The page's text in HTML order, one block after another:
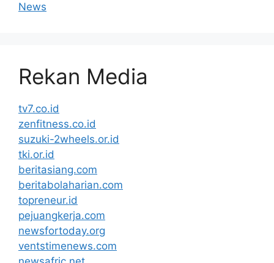
News
Rekan Media
tv7.co.id
zenfitness.co.id
suzuki-2wheels.or.id
tki.or.id
beritasiang.com
beritabolaharian.com
topreneur.id
pejuangkerja.com
newsfortoday.org
ventstimenews.com